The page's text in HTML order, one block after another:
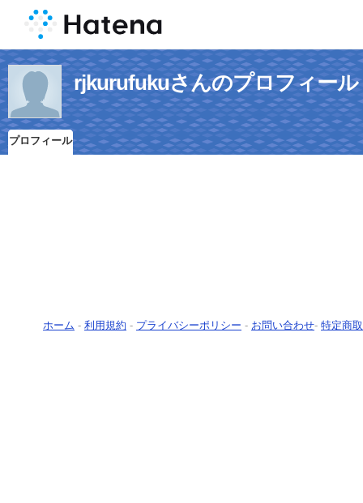
rjkurufukuさんのプロフィール
プロフィール
ホーム - 利用規約 - プライバシーポリシー - お問い合わせ- 特定商